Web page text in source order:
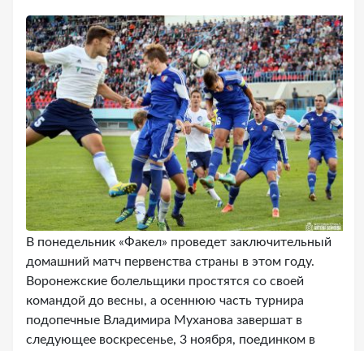
В понедельник «Факел» проведет заключительный
домашний матч первенства страны в этом году.
Воронежские болельщики простятся со своей
командой до весны, а осеннюю часть турнира
подопечные Владимира Муханова завершат в
следующее воскресенье, 3 ноября, поединком в